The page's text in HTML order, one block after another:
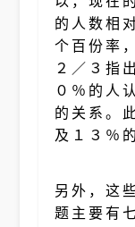
的人数相
个百份率
２／３指
０％的人
的关系。
及１３％
另外，这
题主要有